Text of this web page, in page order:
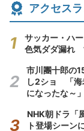
アクセス
サッカー・ハ
色気ダダ漏れ
市川團十郎の
し2ショ 「海
になったな～」
NHK朝ドラ「
ト登場シーン